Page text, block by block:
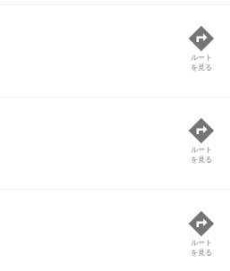
ルート
を見る
ルート
を見る
ルート
を見る